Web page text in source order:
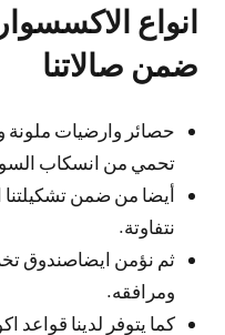
انواع
ضمن صالاتنا
حصائر وارضيات ملونة
تحمي من انسكاب
أيضا من ضمن
نتفاوتة.
ثم نؤمن ايضاصندوق
ومرافقه.
كما يتوفر لدينا قواعد